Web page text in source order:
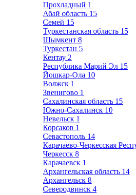
Прохладный 1
Абай область 15
Семей 15
Туркестанская область 15
Шымкент 8
Туркестан 5
Кентау 2
Республика Марий Эл 15
Йошкар-Ола 10
Волжск 1
Звенигово 1
Сахалинская область 15
Южно-Сахалинск 10
Невельск 1
Корсаков 1
Севастополь 14
Карачаево-Черкесская
Черкесск 8
Карачаевск 1
Архангельская область 14
Архангельск 8
Северодвинск 4